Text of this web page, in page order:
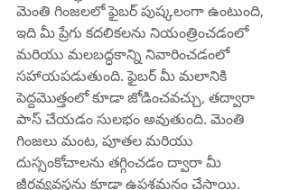
మెంతి గింజలలో ఫైబర్ పుష్కలంగా ఉంటుంది,
ఇది మీ ప్రేగు కదలికలను నియంత్రించడంలో
మరియు మలబద్ధకాన్ని నివారించడంలో
సహాయపడుతుంది. ఫైబర్ మీ మలానికి
పెద్దమొత్తంలో కూడా జోడించవచ్చు, తద్వారా
పాస్ చేయడం సులభం అవుతుంది. మెంతి
గింజలు మంట, పూతల మరియు
దుస్సంకోచాలను తగ్గించడం ద్వారా మీ
జీర్ణవ్యవస్థను కూడా ఉపశమనం చేస్తాయి.